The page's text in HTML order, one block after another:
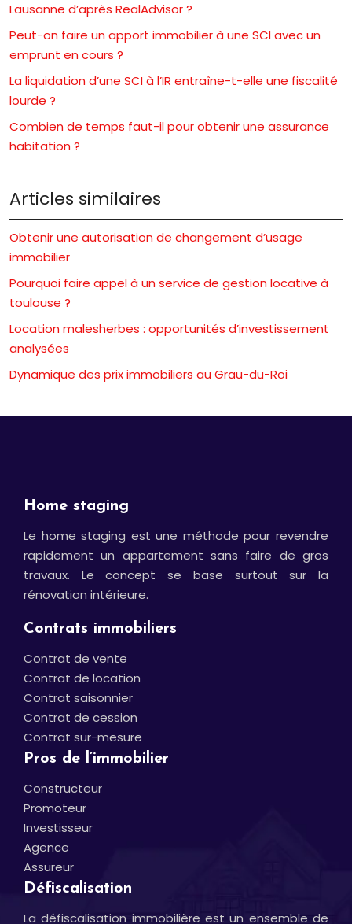
Lausanne d’après RealAdvisor ?
Peut-on faire un apport immobilier à une SCI avec un
emprunt en cours ?
La liquidation d’une SCI à l’IR entraîne-t-elle une fiscalité
lourde ?
Combien de temps faut-il pour obtenir une assurance
habitation ?
Articles similaires
Obtenir une autorisation de changement d’usage
immobilier
Pourquoi faire appel à un service de gestion locative à
toulouse ?
Location malesherbes : opportunités d’investissement
analysées
Dynamique des prix immobiliers au Grau-du-Roi
Home staging
Le home staging est une méthode pour revendre
rapidement un appartement sans faire de gros
travaux. Le concept se base surtout sur la
rénovation intérieure.
Contrats immobiliers
Contrat de vente
Contrat de location
Contrat saisonnier
Contrat de cession
Contrat sur-mesure
Pros de l’immobilier
Constructeur
Promoteur
Investisseur
Agence
Assureur
Défiscalisation
La défiscalisation immobilière est un ensemble de